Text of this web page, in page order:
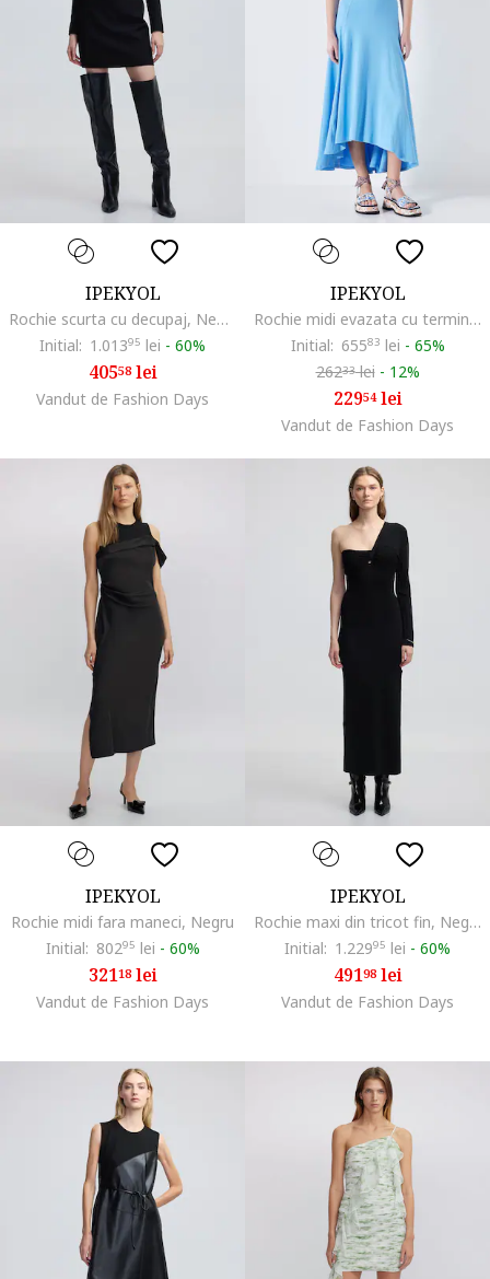
IPEKYOL
Rochie scurta cu decupaj, Negru
Initial: 1.01395 lei - 60%
40558lei
Vandut de Fashion Days
IPEKYOL
Rochie midi evazata cu terminatie asimetrica, Albastru glaciar
Initial: 65583 lei - 65%
26233lei - 12%
22954lei
Vandut de Fashion Days
IPEKYOL
Rochie midi fara maneci, Negru
Initial: 80295 lei - 60%
32118lei
Vandut de Fashion Days
IPEKYOL
Rochie maxi din tricot fin, Negru stins
Initial: 1.22995 lei - 60%
49198lei
Vandut de Fashion Days